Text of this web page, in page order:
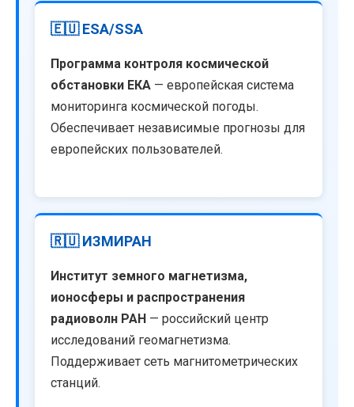
🇪🇺 ESA/SSA
Программа контроля космической
обстановки ЕКА — европейская система
мониторинга космической погоды.
Обеспечивает независимые прогнозы для
европейских пользователей.
🇷🇺 ИЗМИРАН
Институт земного магнетизма,
ионосферы и распространения
радиоволн РАН — российский центр
исследований геомагнетизма.
Поддерживает сеть магнитометрических
станций.